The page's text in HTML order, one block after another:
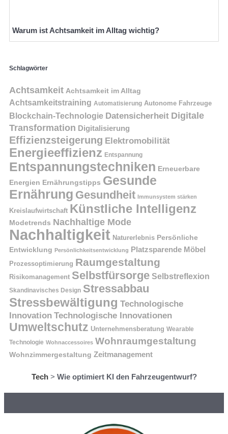
Warum ist Achtsamkeit im Alltag wichtig?
Schlagwörter
Achtsamkeit Achtsamkeit im Alltag
Achtsamkeitstraining Automatisierung Autonome Fahrzeuge
Blockchain-Technologie Datensicherheit Digitale
Transformation Digitalisierung
Effizienzsteigerung Elektromobilität
Energieeffizienz Entspannung
Entspannungstechniken Erneuerbare
Energien Ernährungstipps Gesunde
Ernährung Gesundheit Immunsystem stärken
Kreislaufwirtschaft Künstliche Intelligenz
Modetrends Nachhaltige Mode
Nachhaltigkeit Naturerlebnis Persönliche
Entwicklung Persönlichkeitsentwicklung Platzsparende Möbel
Prozessoptimierung Raumgestaltung
Risikomanagement Selbstfürsorge Selbstreflexion
Skandinavisches Design Stressabbau
Stressbewältigung Technologische
Innovation Technologische Innovationen
Umweltschutz Unternehmensberatung Wearable
Technologie Wohnaccessoires Wohnraumgestaltung
Wohnzimmergestaltung Zeitmanagement
Tech> Wie optimiert KI den Fahrzeugentwurf?